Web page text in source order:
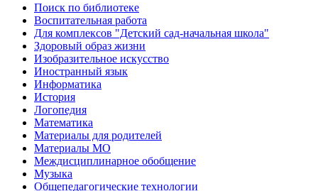
Поиск по библиотеке
Воспитательная работа
Для комплексов "Детский сад-начальная школа"
Здоровый образ жизни
Изобразительное искусство
Иностранный язык
Информатика
История
Логопедия
Математика
Материалы для родителей
Материалы МО
Междисциплинарное обобщение
Музыка
Общепедагогические технологии